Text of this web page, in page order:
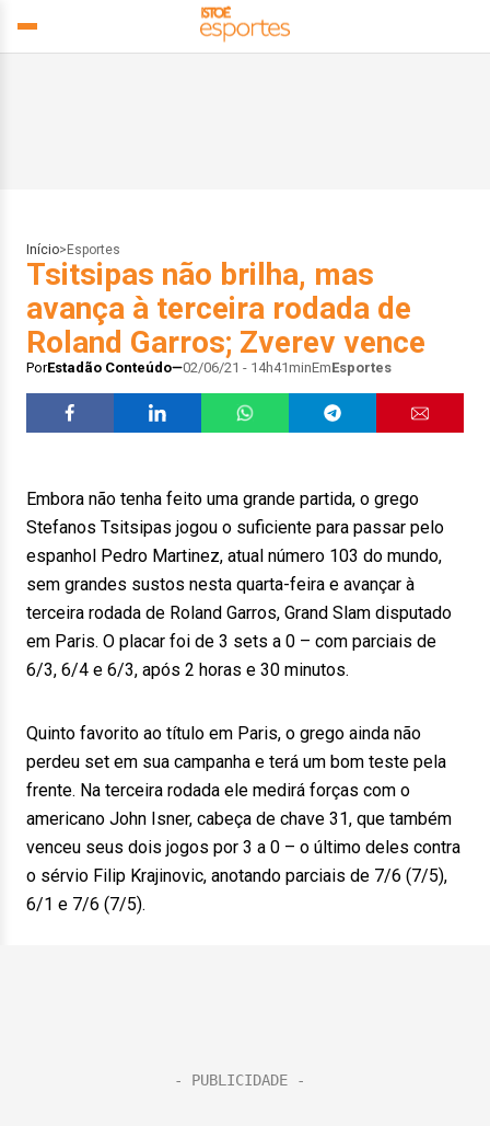
Início> Esportes
Tsitsipas não brilha, mas
avança à terceira rodada de
Roland Garros; Zverev vence
PorEstadão Conteúdo 02/06/21 - 14h41minEmEsportes
Embora não tenha feito uma grande partida, o grego
Stefanos Tsitsipas jogou o suficiente para passar pelo
espanhol Pedro Martinez, atual número 103 do mundo,
sem grandes sustos nesta quarta-feira e avançar à
terceira rodada de Roland Garros, Grand Slam disputado
em Paris. O placar foi de 3 sets a 0 – com parciais de
6/3, 6/4 e 6/3, após 2 horas e 30 minutos.
Quinto favorito ao título em Paris, o grego ainda não
perdeu set em sua campanha e terá um bom teste pela
frente. Na terceira rodada ele medirá forças com o
americano John Isner, cabeça de chave 31, que também
venceu seus dois jogos por 3 a 0 – o último deles contra
o sérvio Filip Krajinovic, anotando parciais de 7/6 (7/5),
6/1 e 7/6 (7/5).